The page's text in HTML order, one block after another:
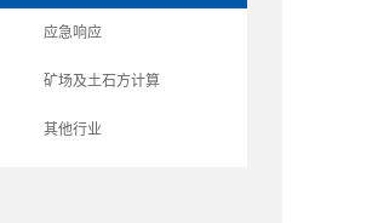
应急响应
矿场及土石方计算
其他行业